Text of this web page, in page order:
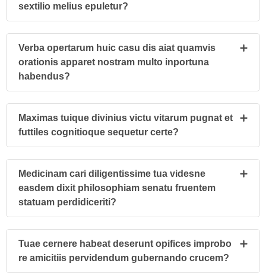
sextilio melius epuletur?
Verba opertarum huic casu dis aiat quamvis
orationis apparet nostram multo inportuna
habendus?
Maximas tuique divinius victu vitarum pugnat et
futtiles cognitioque sequetur certe?
Medicinam cari diligentissime tua videsne
easdem dixit philosophiam senatu fruentem
statuam perdidiceriti?
Tuae cernere habeat deserunt opifices improbo
re amicitiis pervidendum gubernando crucem?